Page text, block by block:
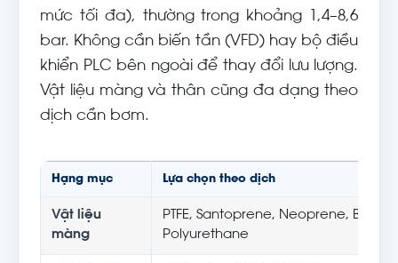
mức tối đa), thường trong khoảng 1,4–8,6
bar. Không cần biến tần (VFD) hay bộ điều
khiển PLC bên ngoài để thay đổi lưu lượng.
Vật liệu màng và thân cũng đa dạng theo
dịch cần bơm.
Hạng mục Lựa chọn theo dịch
Vật liệu
màng
PTFE, Santoprene, Neoprene, Buna-
Polyurethane